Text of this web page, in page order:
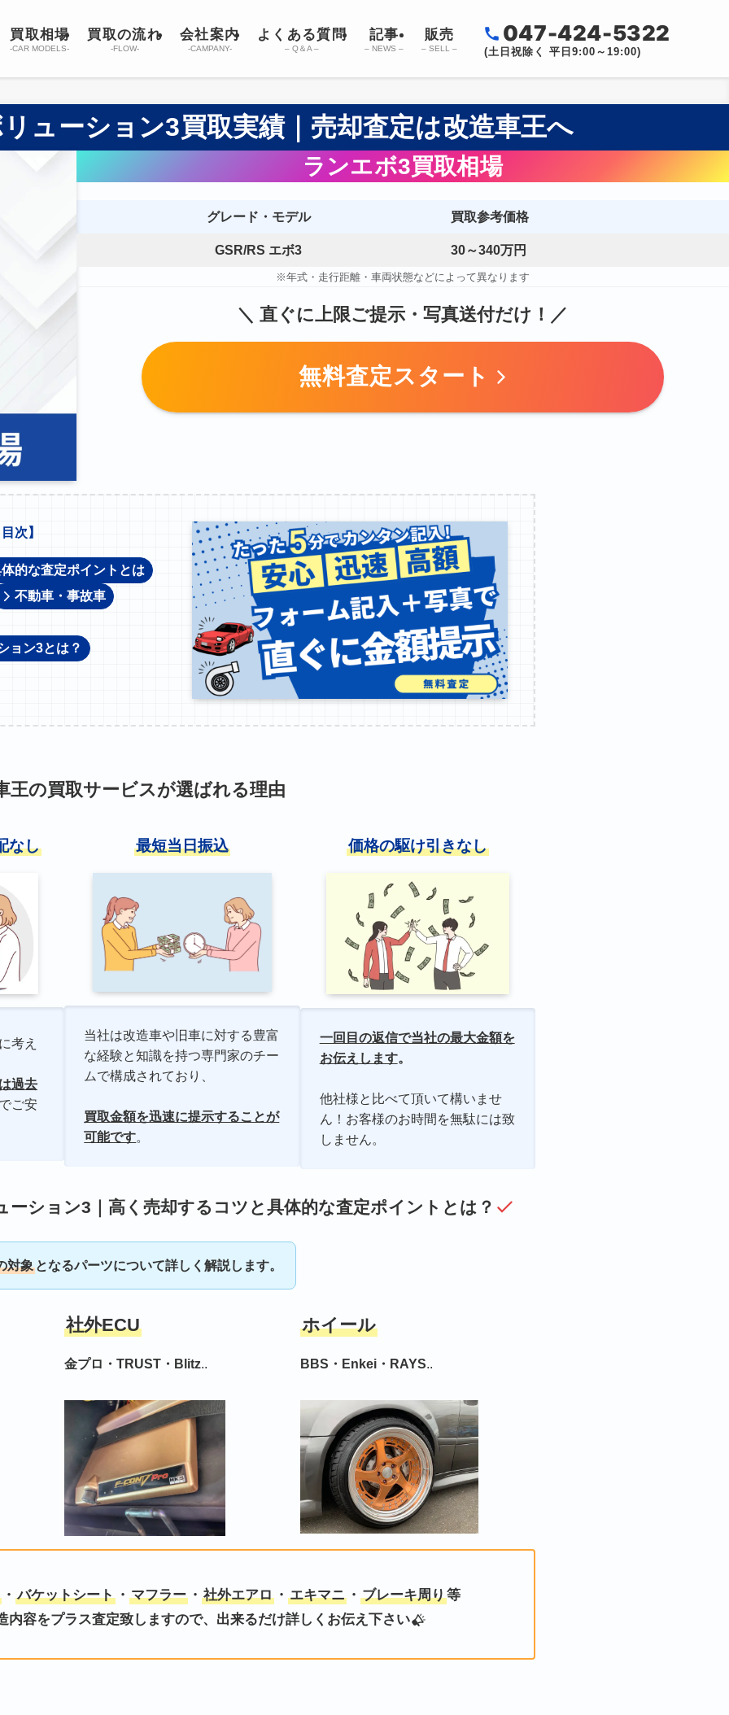
買取相場
-CAR MODELS-
買取の流れ
-FLOW-
会社案内
-CAMPANY-
よくある質問
– Q＆A –
記事
– NEWS –
販売
– SELL –
047-424-5322
(土日祝除く 平日9:00～19:00)
ューション3買取実績｜売却査定は改造車王へ
ランエボ3買取相場
グレード・モデル 買取参考価格
GSR/RS エボ3 30～340万円
※年式・走行距離・車両状態などによって異なります
＼ 直ぐに上限ご提示・写真送付だけ！ ／
無料査定スタート
目次】
的な査定ポイントとは
不動車・事故車
ョン3とは？
王の買取サービスが選ばれる理由
なし
考え
過去
ご安
最短当日振込
当社は改造車や旧車に対する豊富
な経験と知識を持つ専門家のチー
ムで構成されており、
買取金額を迅速に提示することが
可能です。
価格の駆け引きなし
一回目の返信で当社の最大金額を
お伝えします。
他社様と比べて頂いて構いませ
ん！お客様のお時間を無駄には致
しません。
ーション3｜高く売却するコツと具体的な査定ポイントとは？
対象 となるパーツについて詳しく解説します。
社外ECU
金プロ・TRUST・Blitz..
ホイール
BBS・Enkei・RAYS..
・ バケットシート ・ マフラー ・ 社外エアロ ・ エキマニ ・ ブレーキ周り等
内容をプラス査定致しますので、出来るだけ詳しくお伝え下さい